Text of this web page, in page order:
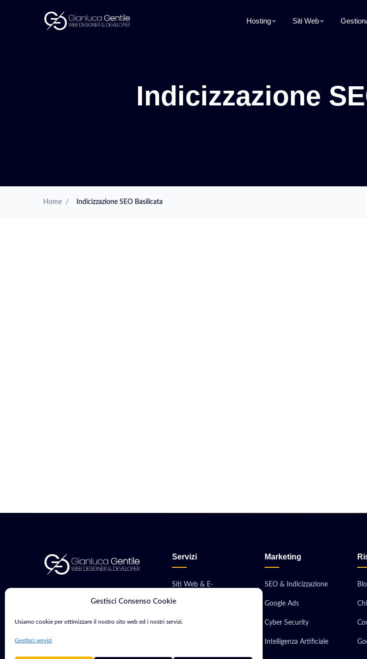
Gestisci Consenso Cookie
Usiamo cookie per ottimizzare il nostro sito web ed i nostri servizi.
Gestisci servizi
Hosting Siti Web
Indicizzazione
Home / Indicizzazione SEO Basilicata
Sviluppatore con oltre 15 anni di
mondo digitale.
Servizi
Siti Web & E-
Marketing
SEO & Indicizzazione
Google Ads
Cyber Security
Intelligenza Artificiale